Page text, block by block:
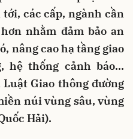
các cấp, ngành cần
nhằm đảm bảo an
nâng cao hạ tầng giao
hệ thống cảnh báo…
Giao thông đường
núi vùng sâu, vùng
Hải).